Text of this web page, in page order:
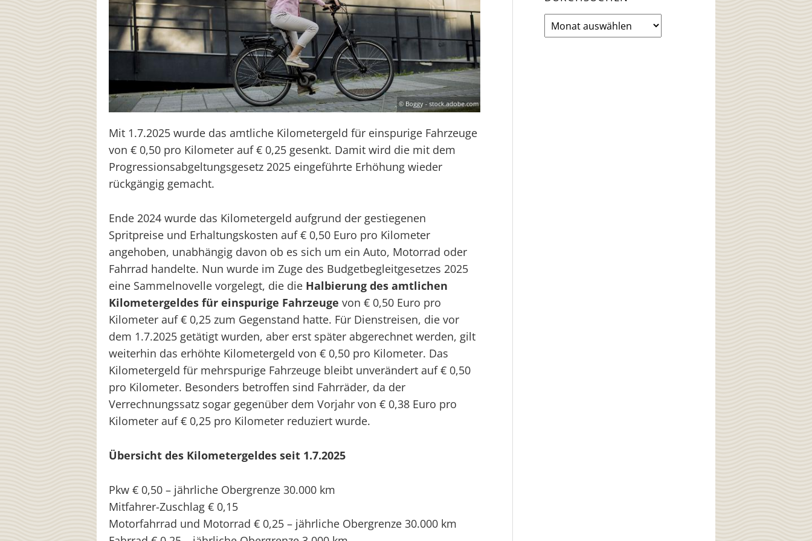
Mit 1.7.2025 wurde das amtliche Kilometergeld für einspurige Fahrzeuge
von € 0,50 pro Kilometer auf € 0,25 gesenkt. Damit wird die mit dem
Progressionsabgeltungsgesetz 2025 eingeführte Erhöhung wieder
rückgängig gemacht.
Ende 2024 wurde das Kilometergeld aufgrund der gestiegenen
Spritpreise und Erhaltungskosten auf € 0,50 Euro pro Kilometer
angehoben, unabhängig davon ob es sich um ein Auto, Motorrad oder
Fahrrad handelte. Nun wurde im Zuge des Budgetbegleitgesetzes 2025
eine Sammelnovelle vorgelegt, die die Halbierung des amtlichen
Kilometergeldes für einspurige Fahrzeuge von € 0,50 Euro pro
Kilometer auf € 0,25 zum Gegenstand hatte. Für Dienstreisen, die vor
dem 1.7.2025 getätigt wurden, aber erst später abgerechnet werden, gilt
weiterhin das erhöhte Kilometergeld von € 0,50 pro Kilometer. Das
Kilometergeld für mehrspurige Fahrzeuge bleibt unverändert auf € 0,50
pro Kilometer. Besonders betroffen sind Fahrräder, da der
Verrechnungssatz sogar gegenüber dem Vorjahr von € 0,38 Euro pro
Kilometer auf € 0,25 pro Kilometer reduziert wurde.
Übersicht des Kilometergeldes seit 1.7.2025
Pkw € 0,50 – jährliche Obergrenze 30.000 km
Mitfahrer-Zuschlag € 0,15
Motorfahrrad und Motorrad € 0,25 – jährliche Obergrenze 30.000 km
News
Archiv